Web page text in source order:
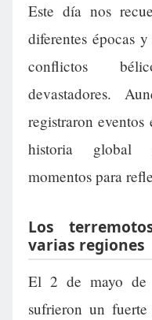
Este día nos
diferentes épocas
conflictos
devastadores.
registraron
historia global
momentos para
Los
varias regiones
El 2 de mayo de
sufrieron un